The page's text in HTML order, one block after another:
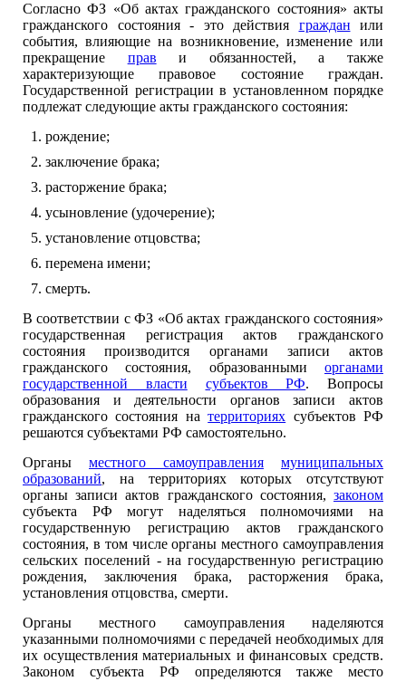
Согласно ФЗ «Об актах гражданского состояния» акты
гражданского состояния - это действия граждан или
события, влияющие на возникновение, изменение или
прекращение прав и обязанностей, а также
характеризующие правовое состояние граждан.
Государственной регистрации в установленном порядке
подлежат следующие акты гражданского состояния:
рождение;
заключение брака;
расторжение брака;
усыновление (удочерение);
установление отцовства;
перемена имени;
смерть.
В соответствии с ФЗ «Об актах гражданского состояния»
государственная регистрация актов гражданского
состояния производится органами записи актов
гражданского состояния, образованными органами
государственной власти
субъектов РФ. Вопросы
образования и деятельности органов записи актов
гражданского состояния натерриториях субъектов РФ
решаются субъектами РФ самостоятельно.
Органы местного самоуправления
муниципальных
образований, на территориях которых отсутствуют
органы записи актов гражданского состояния, законом
субъекта РФ могут наделяться полномочиями на
государственную регистрацию актов гражданского
состояния, в том числе органы местного самоуправления
сельских поселений - на государственную регистрацию
рождения, заключения брака, расторжения брака,
установления отцовства, смерти.
Органы местного самоуправления наделяются
указанными полномочиями с передачей необходимых для
их осуществления материальных и финансовых средств.
Законом субъекта РФ определяются также место